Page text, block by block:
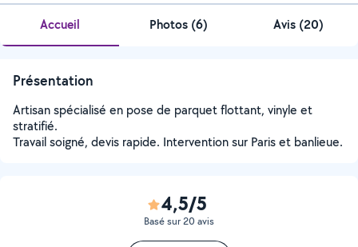
Accueil Photos (6) Avis (20)
Présentation
Artisan spécialisé en pose de parquet flottant, vinyle et
stratifié.
Travail soigné, devis rapide. Intervention sur Paris et banlieue.
4,5/5
Basé sur 20 avis